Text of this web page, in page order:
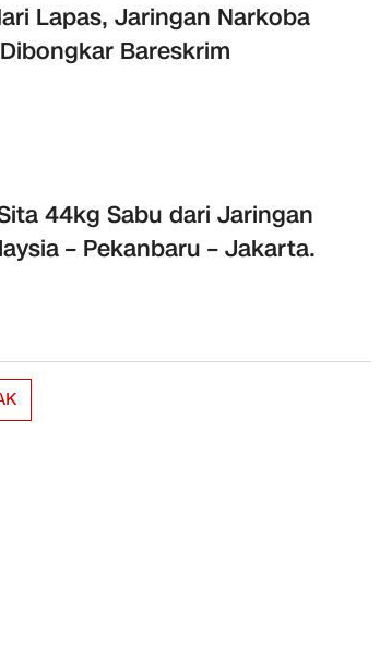
Lapas, Jaringan Narkoba
Bareskrim
44kg Sabu dari Jaringan
– Pekanbaru – Jakarta.